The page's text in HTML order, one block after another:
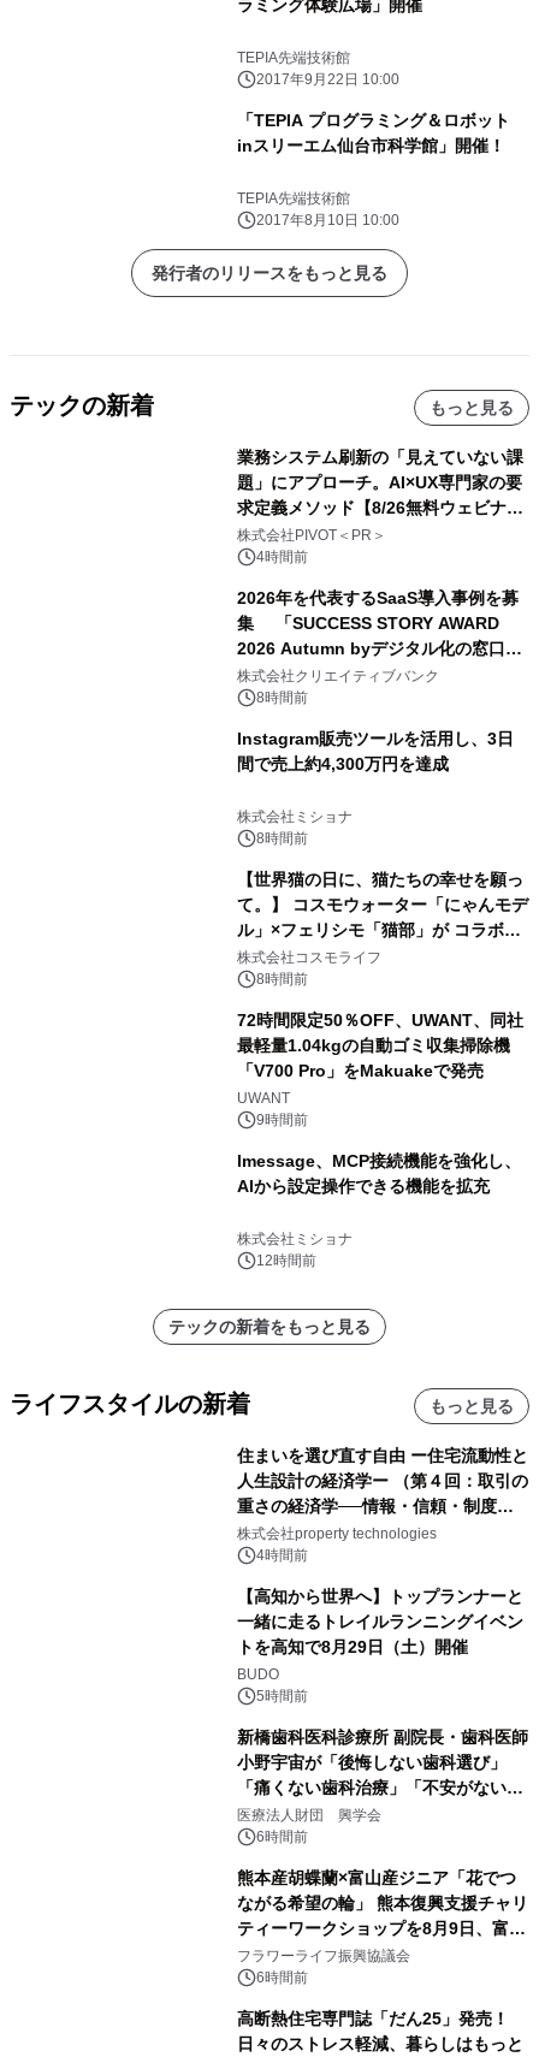
ラミング体験広場」開催
TEPIA先端技術館
2017年9月22日 10:00
「TEPIA プログラミング＆ロボット
inスリーエム仙台市科学館」開催！
TEPIA先端技術館
2017年8月10日 10:00
発行者のリリースをもっと見る
テックの新着 もっと見る
業務システム刷新の「見えていない課
題」にアプローチ。AI×UX専門家の要
求定義メソッド【8/26無料ウェビナ
ー】株式会社PIVOT
株式会社PIVOT＜PR＞
4時間前
2026年を代表するSaaS導入事例を募
集 「SUCCESS STORY AWARD
2026 Autumn byデジタル化の窓口」
開催
株式会社クリエイティブバンク
8時間前
Instagram販売ツールを活用し、3日
間で売上約4,300万円を達成
株式会社ミショナ
8時間前
【世界猫の日に、猫たちの幸せを願っ
て。】 コスモウォーター「にゃんモデ
ル」×フェリシモ「猫部」が コラボキ
ャンペーンを実施
株式会社コスモライフ
8時間前
72時間限定50％OFF、UWANT、同社
最軽量1.04kgの自動ゴミ収集掃除機
「V700 Pro」をMakuakeで発売
UWANT
9時間前
lmessage、MCP接続機能を強化し、
AIから設定操作できる機能を拡充
株式会社ミショナ
12時間前
テックの新着をもっと見る
ライフスタイルの新着 もっと見る
住まいを選び直す自由 ー住宅流動性と
人生設計の経済学ー （第４回：取引の
重さの経済学──情報・信頼・制度を
PropTechはどう組み替えるか）｜
PropTech-Lab
株式会社property technologies
4時間前
【高知から世界へ】トップランナーと
一緒に走るトレイルランニングイベン
トを高知で8月29日（土）開催
BUDO
5時間前
新橋歯科医科診療所 副院長・歯科医師
小野宇宙が「後悔しない歯科選び」
「痛くない歯科治療」「不安がない治
療計画」をテーマに専門監修
医療法人財団 興学会
6時間前
熊本産胡蝶蘭×富山産ジニア「花でつ
ながる希望の輪」 熊本復興支援チャリ
ティーワークショップを8月9日、富
山・射水で開催
フラワーライフ振興協議会
6時間前
高断熱住宅専門誌「だん25」発売！
日々のストレス軽減、暮らしはもっと